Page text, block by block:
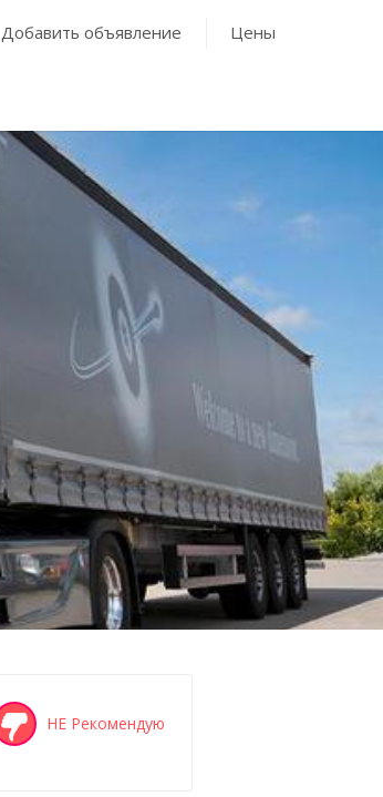
Добавить объявление Цены
НЕ Рекомендую